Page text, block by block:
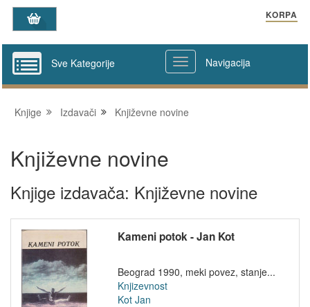
KORPA
Sve Kategorije Navigacija
Knjige Izdavači Književne novine
Književne novine
Knjige izdavača: Književne novine
Kameni potok - Jan Kot
Beograd 1990, meki povez, stanje...
Knjizevnost
Kot Jan